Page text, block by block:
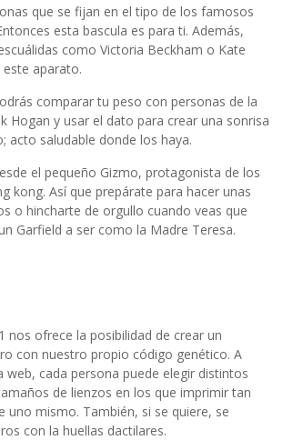
que se fijan en el tipo de los famosos
esta bascula es para ti. Además,
como Victoria Beckham o Kate
aparato.
comparar tu peso con personas de la
Hogan y usar el dato para crear una sonrisa
acto saludable donde los haya.
el pequeño Gizmo, protagonista de los
kong. Así que prepárate para hacer unas
o hincharte de orgullo cuando veas que
Garfield a ser como la Madre Teresa.
nos ofrece la posibilidad de crear un
con nuestro propio código genético. A
web, cada persona puede elegir distintos
de lienzos en los que imprimir tan
uno mismo. También, si se quiere, se
con la huellas dactilares.